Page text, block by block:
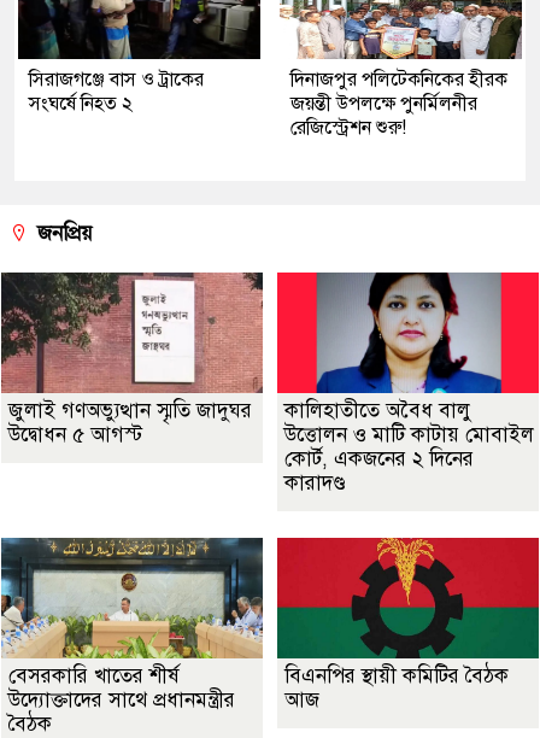
সিরাজগঞ্জে বাস ও ট্রাকের
সংঘর্ষে নিহত ২
দিনাজপুর পলিটেকনিকের হীরক
জয়ন্তী উপলক্ষে পুনর্মিলনীর
রেজিস্ট্রেশন শুরু!
জনপ্রিয়
জুলাই গণঅভ্যুত্থান স্মৃতি জাদুঘর
উদ্বোধন ৫ আগস্ট
কালিহাতীতে অবৈধ বালু
উত্তোলন ও মাটি কাটায় মোবাইল
কোর্ট, একজনের ২ দিনের
কারাদণ্ড
বেসরকারি খাতের শীর্ষ
উদ্যোক্তাদের সাথে প্রধানমন্ত্রীর
বৈঠক
বিএনপির স্থায়ী কমিটির বৈঠক
আজ